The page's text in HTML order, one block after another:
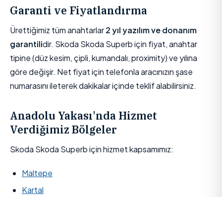
Garanti ve Fiyatlandırma
Ürettiğimiz tüm anahtarlar2 yıl yazılım ve donanım
garantilidir. Skoda Skoda Superb için fiyat, anahtar
tipine (düz kesim, çipli, kumandalı, proximity) ve yılına
göre değişir. Net fiyat için telefonla aracınızın şase
numarasını ileterek dakikalar içinde teklif alabilirsiniz.
Anadolu Yakası'nda Hizmet
Verdiğimiz Bölgeler
Skoda Skoda Superb için hizmet kapsamımız:
Maltepe
Kartal